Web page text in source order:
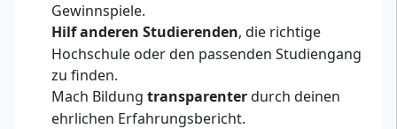
Gewinnspiele.
Hilf anderen Studierenden, die richtige
Hochschule oder den passenden Studiengang
zu finden.
Mach Bildung transparenterdurch deinen
ehrlichen Erfahrungsbericht.